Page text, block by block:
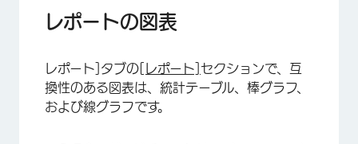
レポートの図表
レポート]タブの [レポート] セクションで、互
換性のある図表は、統計テーブル、棒グラフ、
および線グラフです。